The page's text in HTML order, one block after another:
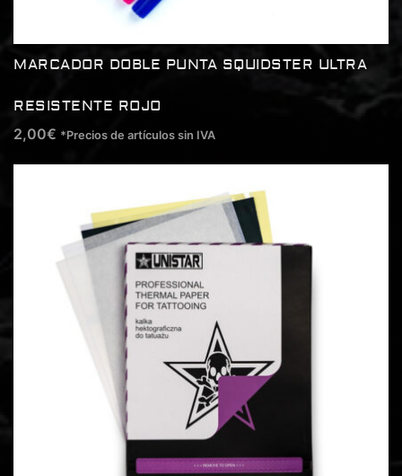
MARCADOR DOBLE PUNTA SQUIDSTER ULTRA
RESISTENTE ROJO
2,00€ *Precios de artículos sin IVA